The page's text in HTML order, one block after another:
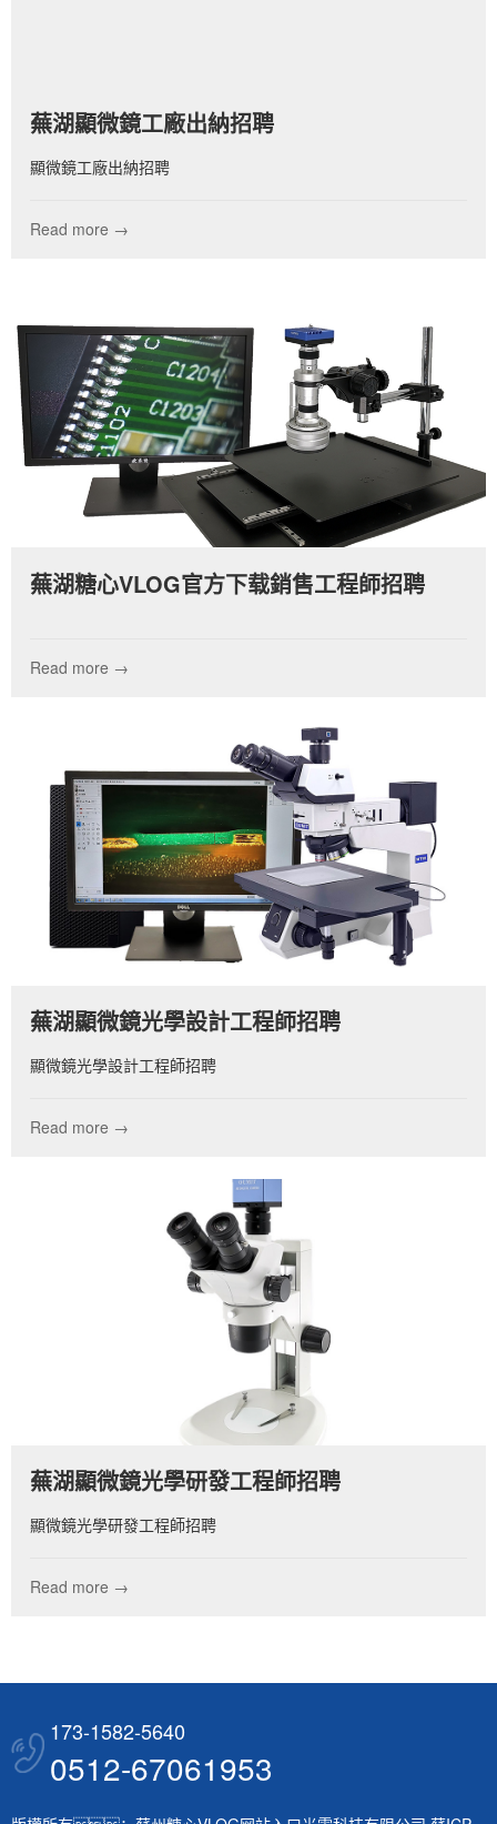
蕪湖顯微鏡工廠出納招聘
顯微鏡工廠出納招聘
Read more →
蕪湖糖心VLOG官方下载銷售工程師招聘
Read more →
蕪湖顯微鏡光學設計工程師招聘
顯微鏡光學設計工程師招聘
Read more →
蕪湖顯微鏡光學研發工程師招聘
顯微鏡光學研發工程師招聘
Read more →
173-1582-5640
0512-67061953